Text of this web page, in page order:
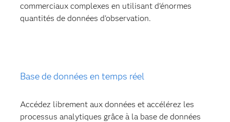
commerciaux complexes en utilisant d'énormes
quantités de données d'observation.
Base de données en temps réel
Accédez librement aux données et accélérez les
processus analytiques grâce à la base de données